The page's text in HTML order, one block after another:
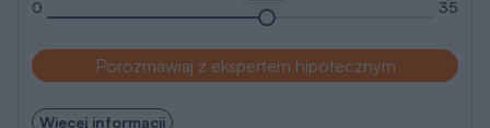
0
35
Porozmawiaj z ekspertem hipotecznym
Więcej informacji